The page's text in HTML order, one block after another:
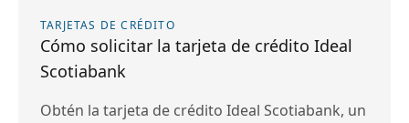
TARJETAS DE CRÉDITO
Cómo solicitar la tarjeta de crédito Ideal
Scotiabank
Obtén la tarjeta de crédito Ideal Scotiabank, un